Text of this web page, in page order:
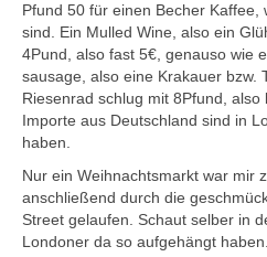
Pfund 50 für einen Becher Kaffee,
sind. Ein Mulled Wine, also ein
4Pund, also fast 5€, genauso wie
sausage, also eine Krakauer bzw.
Riesenrad schlug mit 8Pfund,
Importe aus Deutschland sind in
haben.
Nur ein Weihnachtsmarkt war mir
anschließend durch die
Street gelaufen. Schaut selber in
Londoner da so aufgehängt haben.